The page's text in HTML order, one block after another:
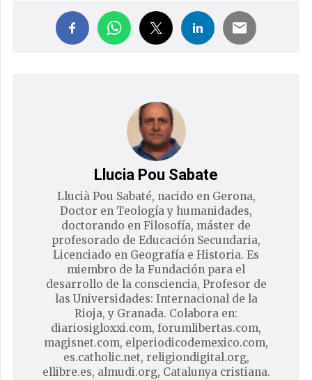
Llucia Pou Sabate
Llucià Pou Sabaté, nacido en Gerona,
Doctor en Teología y humanidades,
doctorando en Filosofía, máster de
profesorado de Educación Secundaria,
Licenciado en Geografía e Historia. Es
miembro de la Fundación para el
desarrollo de la consciencia, Profesor de
las Universidades: Internacional de la
Rioja, y Granada. Colabora en:
diariosigloxxi.com, forumlibertas.com,
magisnet.com, elperiodicodemexico.com,
es.catholic.net, religiondigital.org,
ellibre.es, almudi.org, Catalunya cristiana.